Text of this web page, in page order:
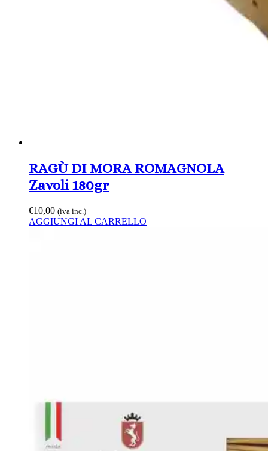
RAGÙ DI MORA ROMAGNOLA
Zavoli 180gr
€10,00 (iva inc.)
AGGIUNGI AL CARRELLO